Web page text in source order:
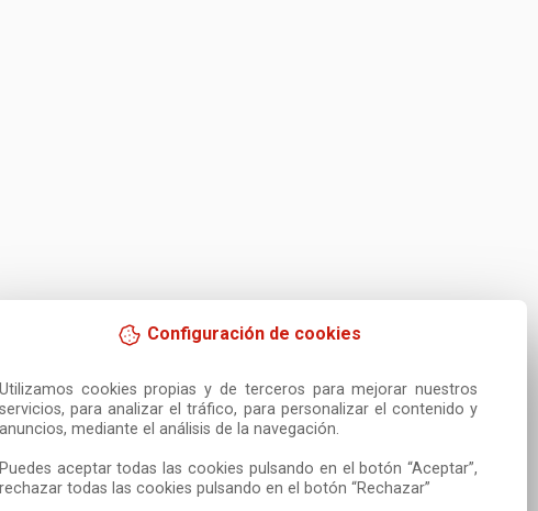
Configuración de cookies
Utilizamos cookies propias y de terceros para mejorar nuestros
servicios, para analizar el tráfico, para personalizar el contenido y
anuncios, mediante el análisis de la navegación.
Puedes aceptar todas las cookies pulsando en el botón “Aceptar”,
rechazar todas las cookies pulsando en el botón “Rechazar”